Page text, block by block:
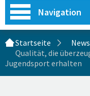
Navigation
Startseite
News
Qualität, die
Jugendsport erhalten